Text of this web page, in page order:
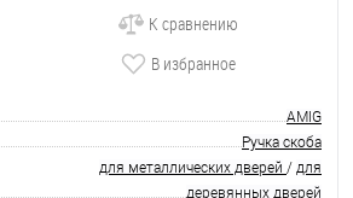
К сравнению
В избранное
AMIG
Ручка скоба
для металлических дверей / для
деревянных дверей